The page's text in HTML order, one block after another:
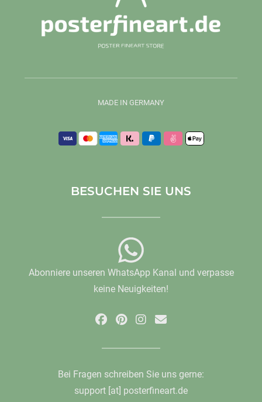
MADE IN GERMANY
BESUCHEN SIE UNS
Abonniere unseren WhatsApp Kanal und verpasse
keine Neuigkeiten!
Bei Fragen schreiben Sie uns gerne:
support [at] posterfineart.de